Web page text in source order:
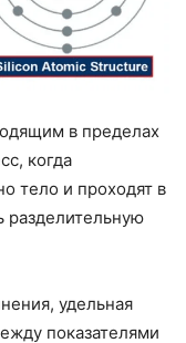
в пределах
когда
тело и проходят в
разделительную
удельная
показателями